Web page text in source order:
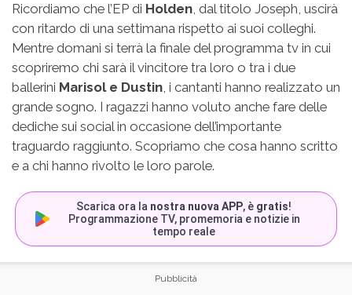
Ricordiamo che l’EP di Holden, dal titolo Joseph, uscirà
con ritardo di una settimana rispetto ai suoi colleghi.
Mentre domani si terrà la finale del programma tv in cui
scopriremo chi sarà il vincitore tra loro o tra i due
ballerini Marisol e Dustin, i cantanti hanno realizzato un
grande sogno. I ragazzi hanno voluto anche fare delle
dediche sui social in occasione dell’importante
traguardo raggiunto. Scopriamo che cosa hanno scritto
e a chi hanno rivolto le loro parole.
Scarica ora la nostra nuova APP, è gratis!
Programmazione TV, promemoria e notizie in
tempo reale